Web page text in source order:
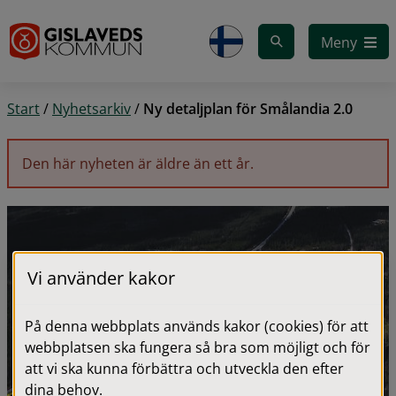
Meny
Start/ Nyhetsarkiv/ Ny detaljplan för Smålandia 2.0
Den här nyheten är äldre än ett år.
Vi använder kakor
På denna webbplats används kakor (cookies) för att
webbplatsen ska fungera så bra som möjligt och för
att vi ska kunna förbättra och utveckla den efter
dina behov.